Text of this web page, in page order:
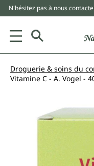
principal
N'hésitez pas à nous
Droguerie & soins du
Vitamine C - A. Vogel -